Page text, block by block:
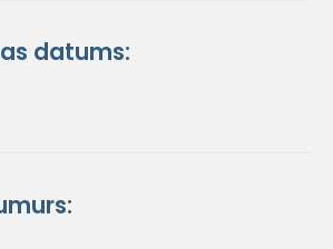
datums: